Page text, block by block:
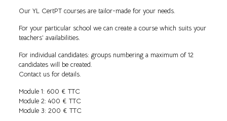
Our YL CertPT courses are tailor-made for your needs.
For your particular school we can create a course which suits your
teachers’ availabilities.
For individual candidates: groups numbering a maximum of 12
candidates will be created.
Contact us for details.
Module 1: 600 € TTC
Module 2: 400 € TTC
Module 3: 200 € TTC